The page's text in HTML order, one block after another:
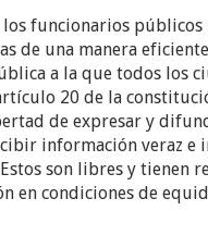
funcionarios públicos
de una manera
a la que todos los
20 de la
de expresar y
información veraz e
son libres y tienen
en condiciones de